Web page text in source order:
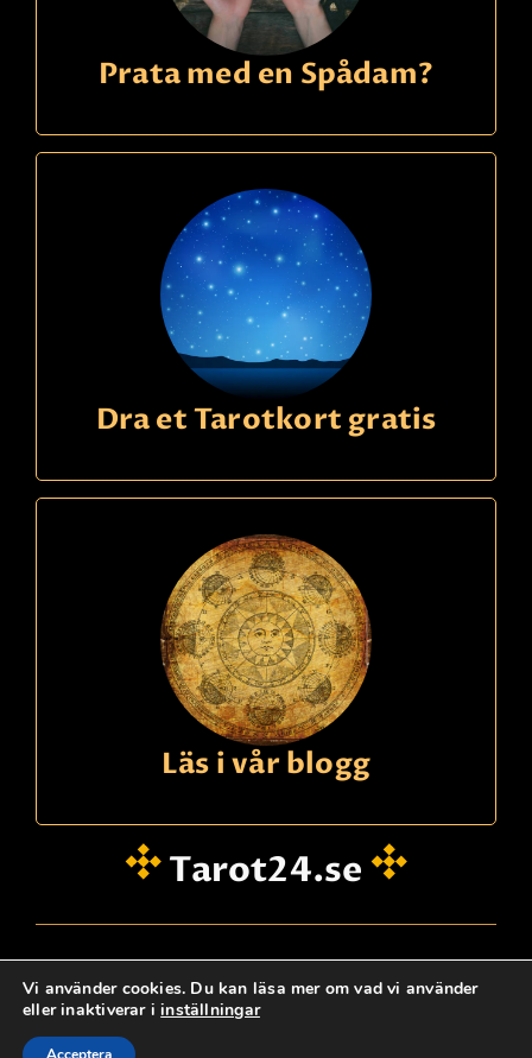
Prata med en Spådam?
Dra et Tarotkort gratis
Läs i vår blogg
Tarot24.se
hei@dinklarsynte.no
Personskydd
Vi använder cookies. Du kan läsa mer om vad vi använder
eller inaktiverar iinställningar